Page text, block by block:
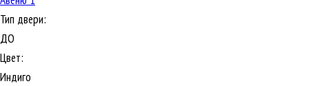
Тип двери:
ДО
Цвет:
Индиго